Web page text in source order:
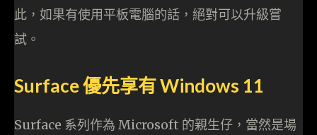
此，如果有使用平板電腦的話，絕對可以升級嘗
試。
Surface 優先享有 Windows 11
Surface 系列作為 Microsoft 的親生仔，當然是場